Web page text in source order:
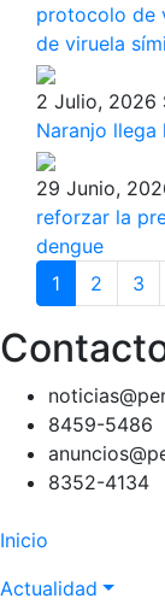
protocolo de
de viruela
2 Julio, 2026
Naranjo llega
29 Junio,
reforzar la
dengue
1 2 3
8459-5486
8352-4134
principal
Inicio
Actualidad